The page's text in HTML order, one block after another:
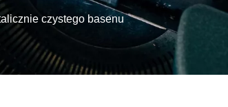
czystego basenu